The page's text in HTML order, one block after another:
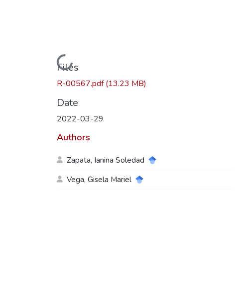
Loading...
Files
R-00567.pdf(13.23 MB)
Date
2022-03-29
Authors
Zapata, Ianina Soledad
Vega, Gisela Mariel